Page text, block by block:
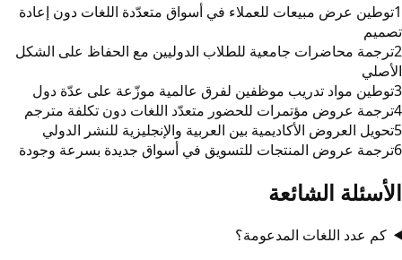
1توطين عرض مبيعات للعملاء في أسواق متعدّدة اللغات دون إعادة
تصميم
2ترجمة محاضرات جامعية للطلاب الدوليين مع الحفاظ على الشكل
الأصلي
3توطين مواد تدريب موظفين لفرق عالمية موزّعة على عدّة دول
4ترجمة عروض مؤتمرات للحضور متعدّد اللغات دون تكلفة مترجم
5تحويل العروض الأكاديمية بين العربية والإنجليزية للنشر الدولي
6ترجمة عروض المنتجات للتسويق في أسواق جديدة بسرعة وجودة
الأسئلة الشائعة
كم عدد اللغات المدعومة؟